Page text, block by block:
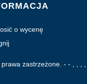
o wycenę
zastrzeżone. - - , , , ,